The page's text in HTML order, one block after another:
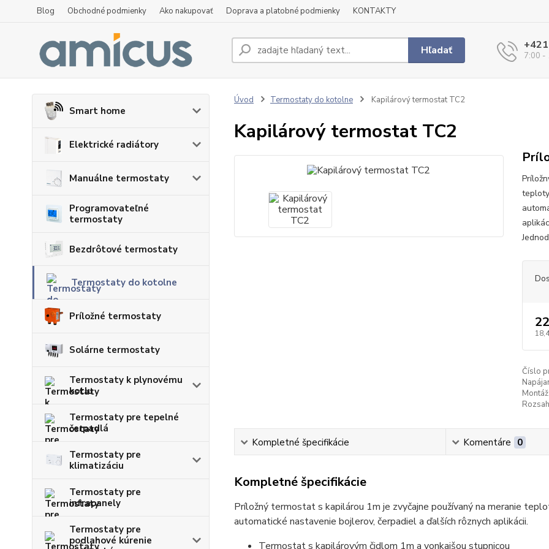
Blog Obchodné podmienky Ako nakupovať Doprava a platobné podmienky KONTAKTY
Hľadať 7:00 -
Smart home
Elektrické radiátory
Manuálne termostaty
Programovateľné
termostaty
Bezdrôtové termostaty
Termostaty do kotolne
Príložné termostaty
Solárne termostaty
Termostaty k plynovému
kotlu
Termostaty pre tepelné
čerpadlá
Termostaty pre
klimatizáciu
Termostaty pre
infrapanely
Termostaty pre
podlahové kúrenie
Úvod Termostaty do kotolne Kapilárový termostat TC2
Kapilárový termostat TC2
Číslo
Kompletné špecifikácie Komentáre 0
Kompletné špecifikácie
Príložný termostat s kapilárou 1m je zvyčajne používaný na meranie
automatické nastavenie bojlerov, čerpadiel a ďalších rôznych aplikácii.
Termostat s kapilárovým čidlom 1m a vonkajšou stupnicou